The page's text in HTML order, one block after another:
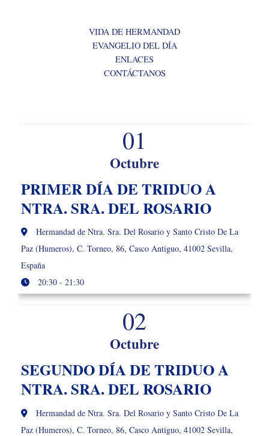
VIDA DE HERMANDAD
EVANGELIO DEL DÍA
ENLACES
CONTÁCTANOS
01
Octubre
PRIMER DÍA DE TRIDUO A
NTRA. SRA. DEL ROSARIO
Hermandad de Ntra. Sra. Del Rosario y Santo Cristo De La
Paz (Humeros), C. Torneo, 86, Casco Antiguo, 41002 Sevilla,
España
20:30 - 21:30
02
Octubre
SEGUNDO DÍA DE TRIDUO A
NTRA. SRA. DEL ROSARIO
Hermandad de Ntra. Sra. Del Rosario y Santo Cristo De La
Paz (Humeros), C. Torneo, 86, Casco Antiguo, 41002 Sevilla,